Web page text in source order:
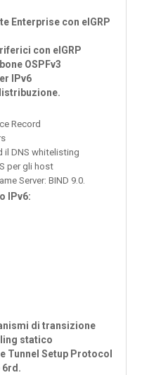
Enterprise con eIGRP
con eIGRP
OSPFv3
IPv6
Record
il DNS whitelisting
per gli host
Server: BIND 9.0.
IPv6:
di transizione
statico
Tunnel Setup Protocol
6rd.